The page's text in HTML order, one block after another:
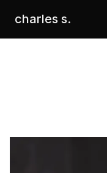
charles s.